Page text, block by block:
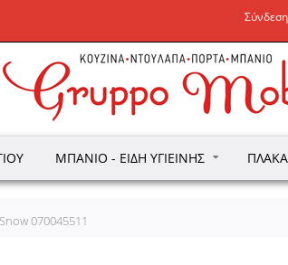
ΜΠΆΝΙΟ - ΕΊΔΗ ΥΓΙΕΙΝΉΣ
070045511